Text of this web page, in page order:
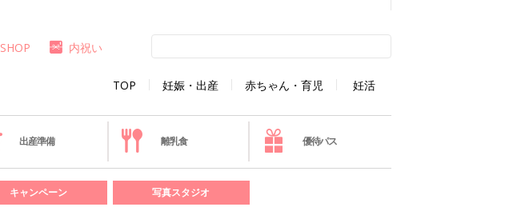
TOP 妊娠・出産 赤ちゃん・育児 妊活
SHOP 内祝い
出産準備 離乳食 優待パス
キャンペーン 写真スタジオ